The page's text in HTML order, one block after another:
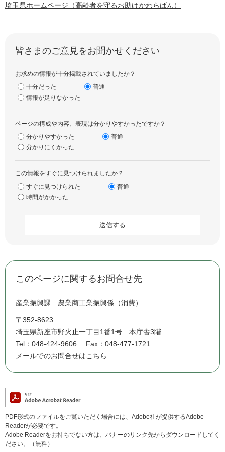
埼玉県ホームページ（高齢者を守るお助けかわらばん）
皆さまのご意見をお聞かせください
お求めの情報が十分掲載されていましたか？
十分だった
普通
情報が足りなかった
ページの構成や内容、表現は分かりやすかったですか？
分かりやすかった
普通
分かりにくかった
この情報をすぐに見つけられましたか？
すぐに見つけられた
普通
時間がかかった
このページに関するお問合せ先
産業振興課 農業商工業振興係（消費）
〒352-8623
埼玉県新座市野火止一丁目1番1号 本庁舎3階
Tel：048-424-9606
Fax：048-477-1721
メールでのお問合せはこちら
PDF形式のファイルをご覧いただく場合には、Adobe社が提供するAdobe
Readerが必要です。
Adobe Readerをお持ちでない方は、バナーのリンク先からダウンロードしてく
ださい。（無料）